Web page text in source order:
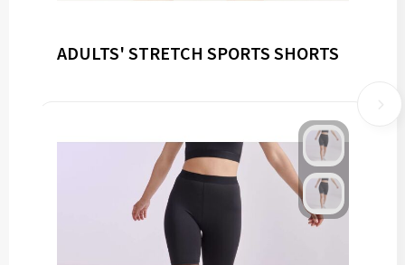
ADULTS' STRETCH SPORTS SHORTS